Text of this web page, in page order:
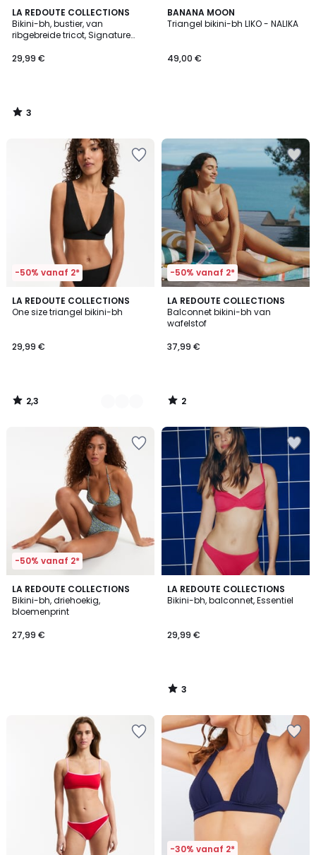
LA REDOUTE COLLECTIONS
Bikini-bh, bustier, van
ribgebreide tricot, Signature
29,99 €
3
/
5
3
/
BANANA MOON
Triangel bikini-bh LIKO - NALIKA
49,00 €
-50% vanaf 2*
LA REDOUTE COLLECTIONS
One size triangel bikini-bh
29,99 €
2,3
/ 5
3
Kleuren
2,3
/
-50% vanaf 2*
LA REDOUTE COLLECTIONS
Balconnet bikini-bh van
wafelstof
37,99 €
2
/
5
2
/
-50% vanaf 2*
LA REDOUTE COLLECTIONS
Bikini-bh, driehoekig,
bloemenprint
27,99 €
LA REDOUTE COLLECTIONS
Bikini-bh, balconnet, Essentiel
29,99 €
3
/
3
/
-30% vanaf 2*